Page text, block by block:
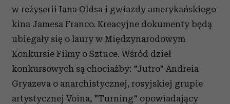
w reżyserii Iana Oldsa i gwiazdy amerykańskiego
kina Jamesa Franco. Kreacyjne dokumenty będą
ubiegały się o laury w Międzynarodowym
Konkursie Filmy o Sztuce. Wśród dzieł
konkursowych są chociażby: "Jutro" Andreia
Gryazeva o anarchistycznej, rosyjskiej grupie
artystycznej Voina, "Turning" opowiadający